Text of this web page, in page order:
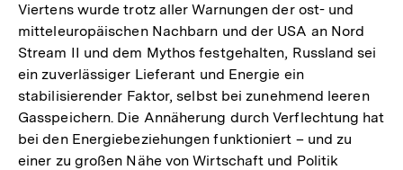
Viertens wurde trotz aller Warnungen der ost- und
mitteleuropäischen Nachbarn und der USA an Nord
Stream II und dem Mythos festgehalten, Russland sei
ein zuverlässiger Lieferant und Energie ein
stabilisierender Faktor, selbst bei zunehmend leeren
Gasspeichern. Die Annäherung durch Verflechtung hat
bei den Energiebeziehungen funktioniert – und zu
einer zu großen Nähe von Wirtschaft und Politik